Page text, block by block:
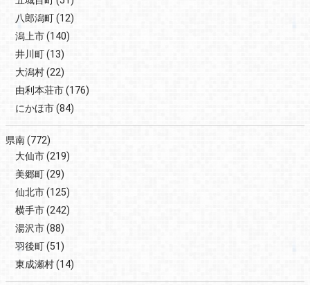
八郎潟町(12)
潟上市(140)
井川町(13)
大潟村(22)
由利本荘市(176)
にかほ市(84)
県南(772)
大仙市(219)
美郷町(29)
仙北市(125)
横手市(242)
湯沢市(88)
羽後町(51)
東成瀬村(14)